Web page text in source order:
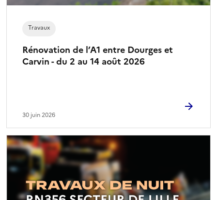
Rénovation de l’A1 entre Dourges et
Carvin - du 2 au 14 août 2026
Travaux
30 juin 2026